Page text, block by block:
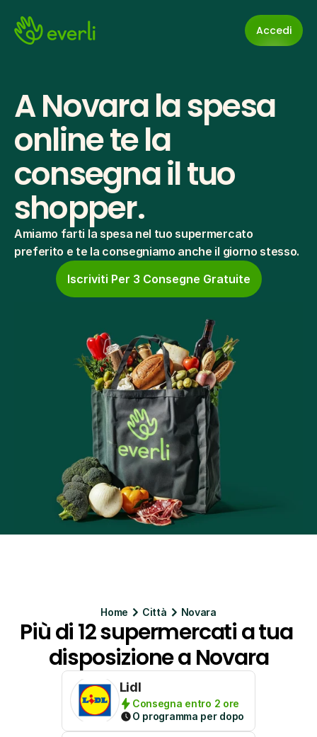
Accedi
A Novara la spesa
online te la
consegna il tuo
shopper.
Amiamo farti la spesa nel tuo supermercato
preferito e te la consegniamo anche il giorno stesso.
Iscriviti Per 3 Consegne Gratuite
Home Città Novara
Più di 12 supermercati a tua
disposizione a Novara
Lidl
Consegna entro 2 ore
O programma per dopo